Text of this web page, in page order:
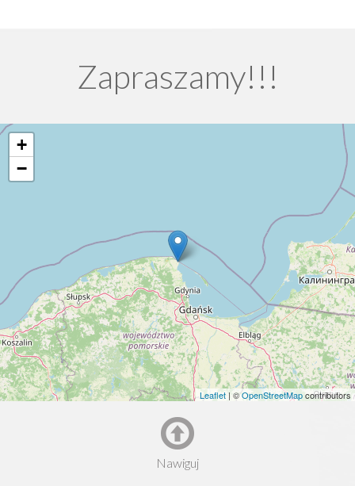
Zapraszamy!!!
+
−
Leaflet | ©OpenStreetMapcontributors
Nawiguj